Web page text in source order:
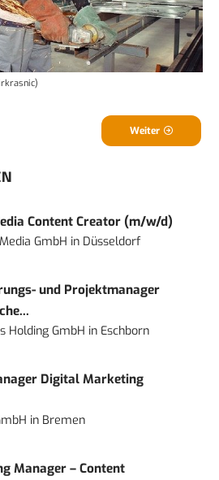
Weiter
Content Creator (m/w/d)
GmbH in Düsseldorf
und Projektmanager
Holding GmbH in Eschborn
Digital Marketing
in Bremen
Manager – Content